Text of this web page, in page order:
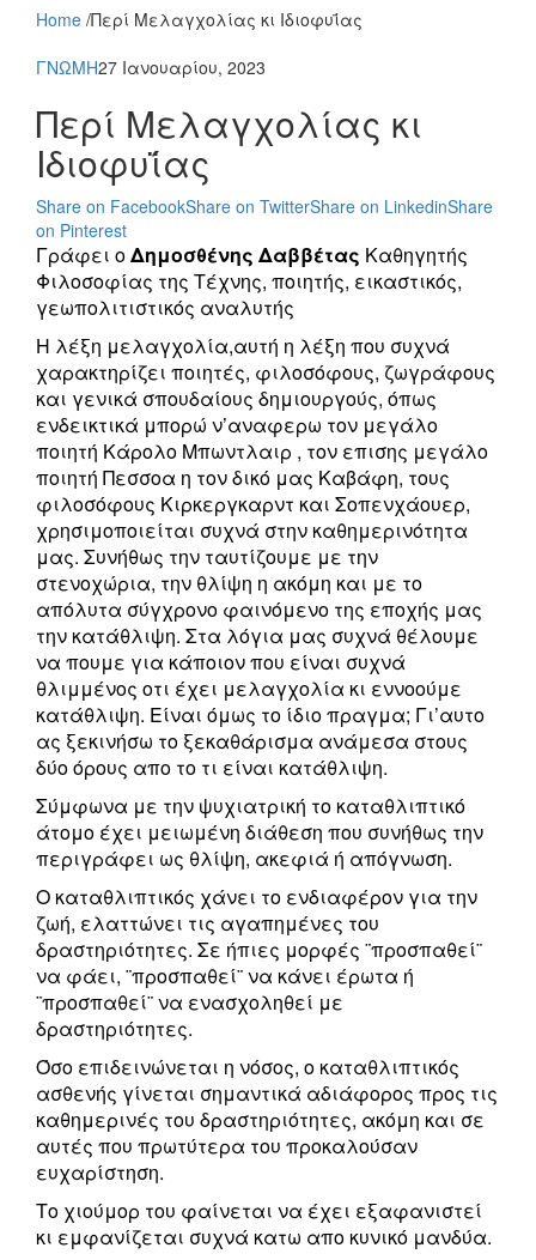
Home /Περί Μελαγχολίας κι Ιδιοφυΐας
ΓΝΩΜΗ27 Ιανουαρίου, 2023
Περί Μελαγχολίας κι
Ιδιοφυΐας
Share on FacebookShare on TwitterShare on LinkedinShare
on Pinterest
Γράφει οΔημοσθένης Δαββέτας Καθηγητής
Φιλοσοφίας της Τέχνης, ποιητής, εικαστικός,
γεωπολιτιστικός αναλυτής
Η λέξη μελαγχολία,αυτή η λέξη που συχνά
χαρακτηρίζει ποιητές, φιλοσόφους, ζωγράφους
και γενικά σπουδαίους δημιουργούς, όπως
ενδεικτικά μπορώ ν’αναφερω τον μεγάλο
ποιητή Κάρολο Μπωντλαιρ , τον επισης μεγάλο
ποιητή Πεσσοα η τον δικό μας Καβάφη, τους
φιλοσόφους Κιρκεργκαρντ και Σοπενχάουερ,
χρησιμοποιείται συχνά στην καθημερινότητα
μας. Συνήθως την ταυτίζουμε με την
στενοχώρια, την θλίψη η ακόμη και με το
απόλυτα σύγχρονο φαινόμενο της εποχής μας
την κατάθλιψη. Στα λόγια μας συχνά θέλουμε
να πουμε για κάποιον που είναι συχνά
θλιμμένος οτι έχει μελαγχολία κι εννοούμε
κατάθλιψη. Είναι όμως το ίδιο πραγμα; Γι’αυτο
ας ξεκινήσω το ξεκαθάρισμα ανάμεσα στους
δύο όρους απο το τι είναι κατάθλιψη.
Σύμφωνα με την ψυχιατρική το καταθλιπτικό
άτομο έχει μειωμένη διάθεση που συνήθως την
περιγράφει ως θλίψη, ακεφιά ή απόγνωση.
Ο καταθλιπτικός χάνει το ενδιαφέρον για την
ζωή, ελαττώνει τις αγαπημένες του
δραστηριότητες. Σε ήπιες μορφές ¨προσπαθεί¨
να φάει, ¨προσπαθεί¨ να κάνει έρωτα ή
¨προσπαθεί¨ να ενασχοληθεί με
δραστηριότητες.
Όσο επιδεινώνεται η νόσος, ο καταθλιπτικός
ασθενής γίνεται σημαντικά αδιάφορος προς τις
καθημερινές του δραστηριότητες, ακόμη και σε
αυτές που πρωτύτερα του προκαλούσαν
ευχαρίστηση.
Το χιούμορ του φαίνεται να έχει εξαφανιστεί
κι εμφανίζεται συχνά κατω απο κυνικό μανδύα.